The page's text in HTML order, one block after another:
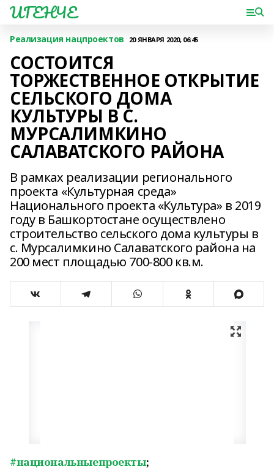
ИГЕНЧЕ
Реализация нацпроектов 20 ЯНВАРЯ 2020, 06:45
СОСТОИТСЯ
ТОРЖЕСТВЕННОЕ ОТКРЫТИЕ
СЕЛЬСКОГО ДОМА
КУЛЬТУРЫ В С.
МУРСАЛИМКИНО
САЛАВАТСКОГО РАЙОНА
В рамках реализации регионального
проекта «Культурная среда»
Национального проекта «Культура» в 2019
году в Башкортостане осуществлено
строительство сельского дома культуры в
с. Мурсалимкино Салаватского района на
200 мест площадью 700-800 кв.м.
#национальныепроекты;